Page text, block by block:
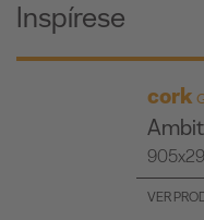
Inspírese
cork
VER